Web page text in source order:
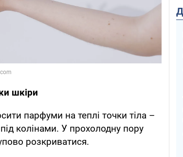
шкіри
парфуми на теплі точки тіла –
під колінами. У прохолодну пору
розкриватися.